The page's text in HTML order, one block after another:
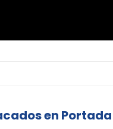
en Portada